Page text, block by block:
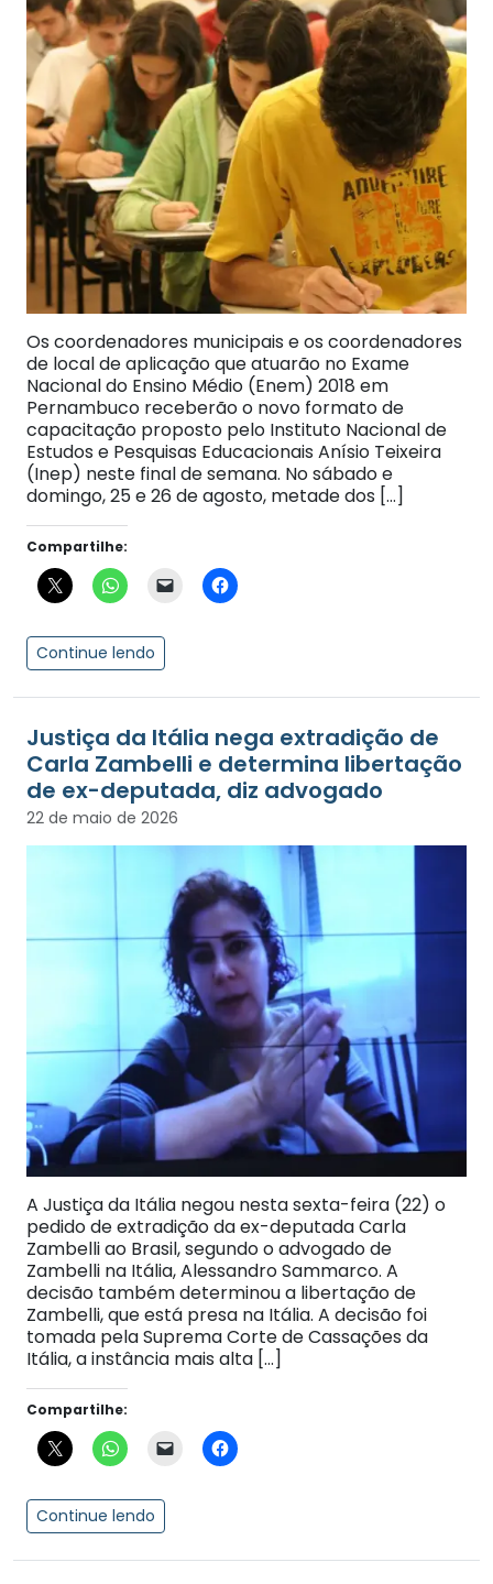
Os coordenadores municipais e os coordenadores
de local de aplicação que atuarão no Exame
Nacional do Ensino Médio (Enem) 2018 em
Pernambuco receberão o novo formato de
capacitação proposto pelo Instituto Nacional de
Estudos e Pesquisas Educacionais Anísio Teixeira
(Inep) neste final de semana. No sábado e
domingo, 25 e 26 de agosto, metade dos […]
Compartilhe:
Continue lendo
Justiça da Itália nega extradição de
Carla Zambelli e determina libertação
de ex-deputada, diz advogado
22 de maio de 2026
A Justiça da Itália negou nesta sexta-feira (22) o
pedido de extradição da ex-deputada Carla
Zambelli ao Brasil, segundo o advogado de
Zambelli na Itália, Alessandro Sammarco. A
decisão também determinou a libertação de
Zambelli, que está presa na Itália. A decisão foi
tomada pela Suprema Corte de Cassações da
Itália, a instância mais alta […]
Compartilhe:
Continue lendo